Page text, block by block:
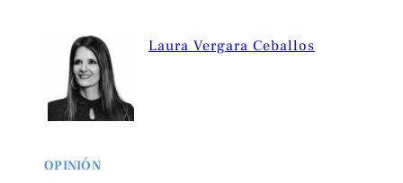
Laura Vergara Ceballos
OPINIÓN